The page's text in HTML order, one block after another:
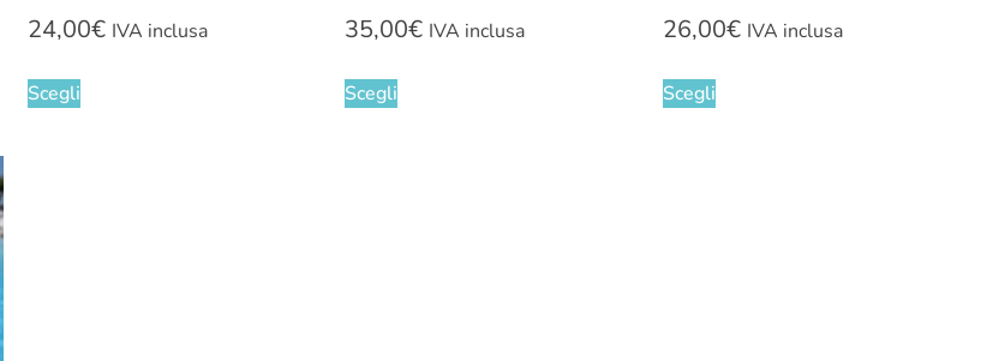
24,00€ IVA inclusa
Scegli
35,00€ IVA inclusa
Scegli
26,00€ IVA inclusa
Scegli